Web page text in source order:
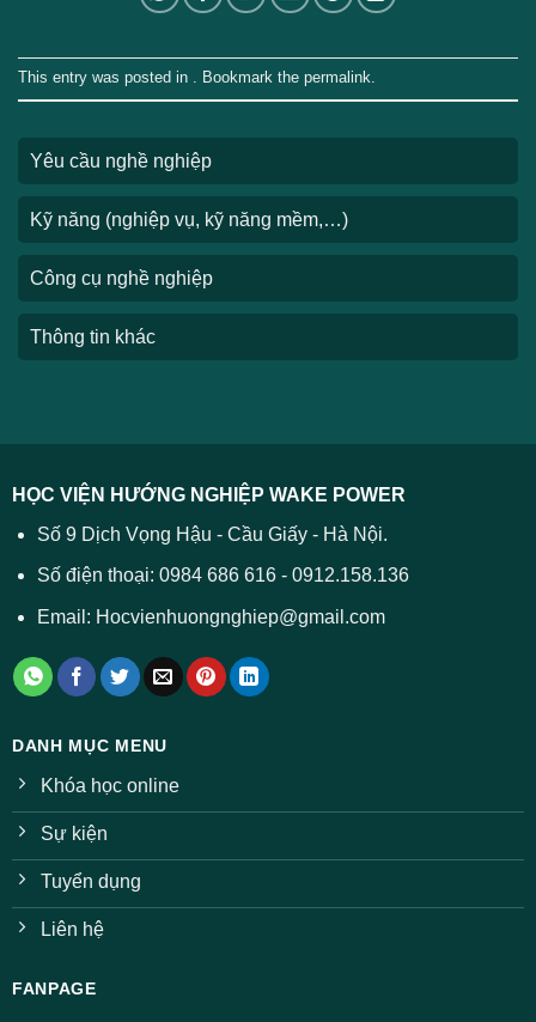
Yêu cầu nghề nghiệp
Kỹ năng (nghiệp vụ, kỹ năng mềm,…)
Công cụ nghề nghiệp
Thông tin khác
This entry was posted in . Bookmark the permalink.
HỌC VIỆN HƯỚNG NGHIỆP WAKE POWER
Số 9 Dịch Vọng Hậu - Cầu Giấy - Hà Nội.
Số điện thoại: 0984 686 616 - 0912.158.136
Email: Hocvienhuongnghiep@gmail.com
DANH MỤC MENU
Khóa học online
Sự kiện
Tuyển dụng
Liên hệ
FANPAGE